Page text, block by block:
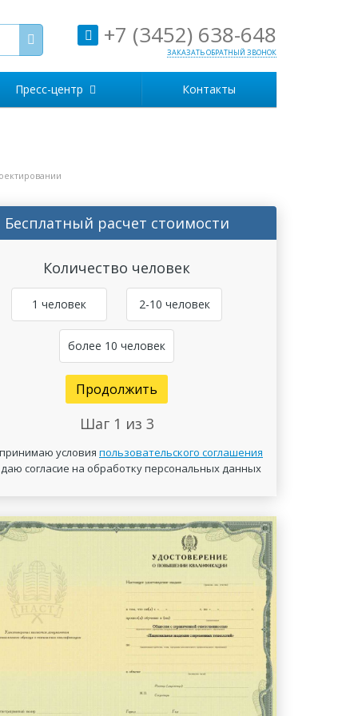
+7 (3452) 638-648
ЗАКАЗАТЬ ОБРАТНЫЙ ЗВОНОК
Пресс-центр Контакты
Бесплатный расчет стоимости
Количество человек
1 человек 2-10 человек
более 10 человек
Продолжить
Шаг 1 из 3
условия пользовательского соглашения
согласие на обработку персональных данных